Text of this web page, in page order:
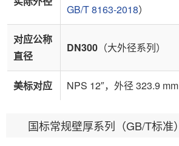
GB/T 8163-2018）
对应公称
直径
DN300 （大外径系列）
美标对应 NPS 12″，外径 323.9 mm
国标常规壁厚系列（GB/T标准）